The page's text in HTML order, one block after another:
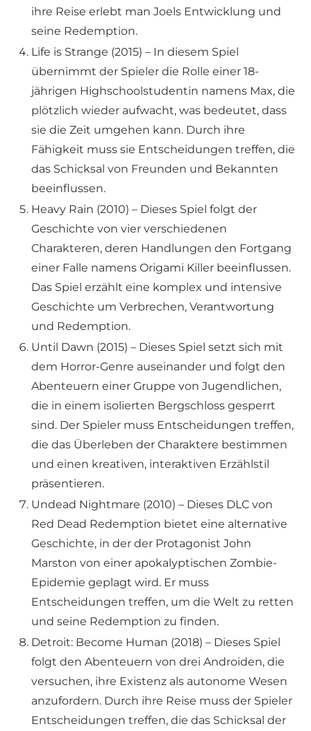
ihre Reise erlebt man Joels Entwicklung und
seine Redemption.
Life is Strange (2015) – In diesem Spiel
übernimmt der Spieler die Rolle einer 18-
jährigen Highschoolstudentin namens Max, die
plötzlich wieder aufwacht, was bedeutet, dass
sie die Zeit umgehen kann. Durch ihre
Fähigkeit muss sie Entscheidungen treffen, die
das Schicksal von Freunden und Bekannten
beeinflussen.
Heavy Rain (2010) – Dieses Spiel folgt der
Geschichte von vier verschiedenen
Charakteren, deren Handlungen den Fortgang
einer Falle namens Origami Killer beeinflussen.
Das Spiel erzählt eine komplex und intensive
Geschichte um Verbrechen, Verantwortung
und Redemption.
Until Dawn (2015) – Dieses Spiel setzt sich mit
dem Horror-Genre auseinander und folgt den
Abenteuern einer Gruppe von Jugendlichen,
die in einem isolierten Bergschloss gesperrt
sind. Der Spieler muss Entscheidungen treffen,
die das Überleben der Charaktere bestimmen
und einen kreativen, interaktiven Erzählstil
präsentieren.
Undead Nightmare (2010) – Dieses DLC von
Red Dead Redemption bietet eine alternative
Geschichte, in der der Protagonist John
Marston von einer apokalyptischen Zombie-
Epidemie geplagt wird. Er muss
Entscheidungen treffen, um die Welt zu retten
und seine Redemption zu finden.
Detroit: Become Human (2018) – Dieses Spiel
folgt den Abenteuern von drei Androiden, die
versuchen, ihre Existenz als autonome Wesen
anzufordern. Durch ihre Reise muss der Spieler
Entscheidungen treffen, die das Schicksal der